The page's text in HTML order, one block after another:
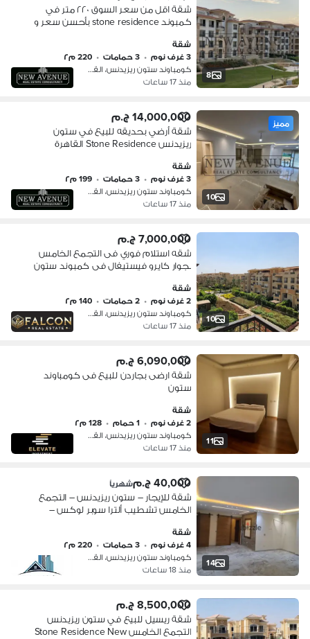
8
شقة اقل من سعر السوق ٢٢٠ متر في
كمبوند stone residence بأحسن سعر و
شقة
3 غرف نوم
• 3 حمامات • 220 م٢
كومباوند ستون ريزيدنس، القطامية
منذ 17 ساعات
10
مميز 14,000,000 ج.م
شقة أرضي بحديقه للبيع في ستون
ريزيدنس Stone Residence القاهرة
بالتكيفات- موقع متميز
شقة
3 غرف نوم
• 3 حمامات • 199 م٢
كومباوند ستون ريزيدنس، القطامية
منذ 17 ساعات
10
7,000,000 ج.م
ِشقه استلام فوري فى التجمع الخامس
بجوار كايرو فيستيفال فى كمبوند ستون
تحفههه على اكبر مساحات لاند سكيب
stoneReside
شقة
2 غرف نوم
• 2 حمامات • 140 م٢
كومباوند ستون ريزيدنس، القطامية
منذ 17 ساعات
11
6,090,000 ج.م
شقة ارضى بجاردن للبيع فى كومباوند
ستون
شقة
2 غرف نوم
• 1 حمام • 128 م٢
كومباوند ستون ريزيدنس، القطامية
منذ 17 ساعات
14
40,000 ج.م شهرياً
شقة للإيجار – ستون ريزيدنس – التجمع
الخامس تشطيب ألترا سوبر لوكس –
شقة
4 غرف نوم
• 3 حمامات • 220 م٢
كومباوند ستون ريزيدنس، القطامية
منذ 18 ساعات
8,500,000 ج.م
شقة ريسيل للبيع في ستون ريزيدنس
التجمع الخامس Stone Residence New